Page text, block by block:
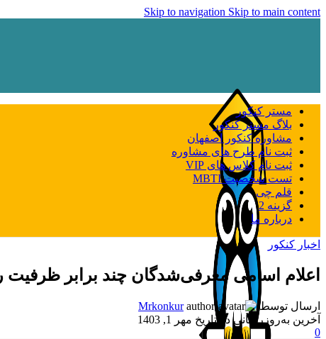
Skip to navigation Skip to main content
مستر کنکور
بلاگ مستر کنکور
مشاوره کنکور اصفهان
ثبت نام طرح های مشاوره
ثبت نام کلاس های VIP
تست شخصیت MBTI
قلم چی
گزینه 2
درباره ما
اخبار کنکور
اعلام اسامی معرفی‌شدگان چند برابر ظرفیت
ارسال توسط
Mrkonkur
آخرین به‌روزرسانی در تاریخ مهر 1, 1403
0